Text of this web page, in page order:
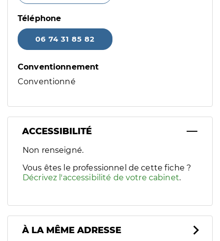
Téléphone
06 74 31 85 82
Conventionnement
Conventionné
ACCESSIBILITÉ
Filtres
Sélectionnez un ou plusieurs handicaps/besoins
Non renseigné.
Vous êtes le professionnel de cette fiche ?
Décrivez l'accessibilité de votre cabinet.
À LA MÊME ADRESSE